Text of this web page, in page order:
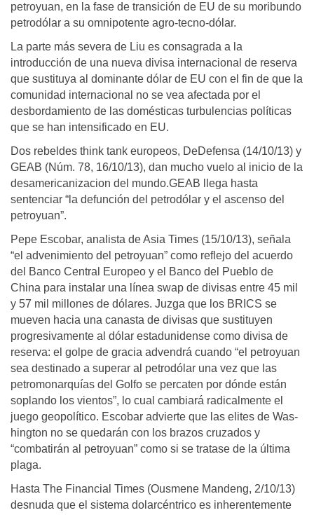
petroyuan, en la fase de transición de EU de su moribundo
petrodólar a su omnipotente agro-tecno-dólar.
La parte más severa de Liu es consagrada a la
introducción de una nueva divisa internacional de reserva
que sustituya al dominante dólar de EU con el fin de que la
comunidad internacional no se vea afectada por el
desbordamiento de las domésticas turbulencias políticas
que se han intensificado en EU.
Dos rebeldes think tank eu­ropeos, DeDefensa (14/10/13) y
GEAB (Núm. 78, 16/10/13), dan mucho vuelo al inicio de la
desamericanizacion del mundo.GEAB llega hasta
sentenciar “la defunción del petrodólar y el ascenso del
petroyuan”.
Pepe Escobar, analista de Asia Times (15/10/13), señala
“el advenimiento del petroyuan” como reflejo del acuerdo
del Banco Central Europeo y el Banco del Pueblo de
China para instalar una línea swap de divisas entre 45 mil
y 57 mil millones de dólares. Juzga que los BRICS se
mueven hacia una canasta de divisas que sustituyen
progresivamente al dólar estadunidense como divisa de
reserva: el golpe de gracia advendrá cuando “el petroyuan
sea destinado a superar al petrodólar una vez que las
petromonarquías del Golfo se percaten por dónde están
soplando los vientos”, lo cual cambiará radicalmente el
juego geopolítico. Escobar advierte que las elites de Was­
hington no se quedarán con los brazos cruzados y
“combatirán al petroyuan” como si se tratase de la última
plaga.
Hasta The Financial Times (Ousmene Mandeng, 2/10/13)
desnuda que el sistema dolarcéntrico es inherentemente